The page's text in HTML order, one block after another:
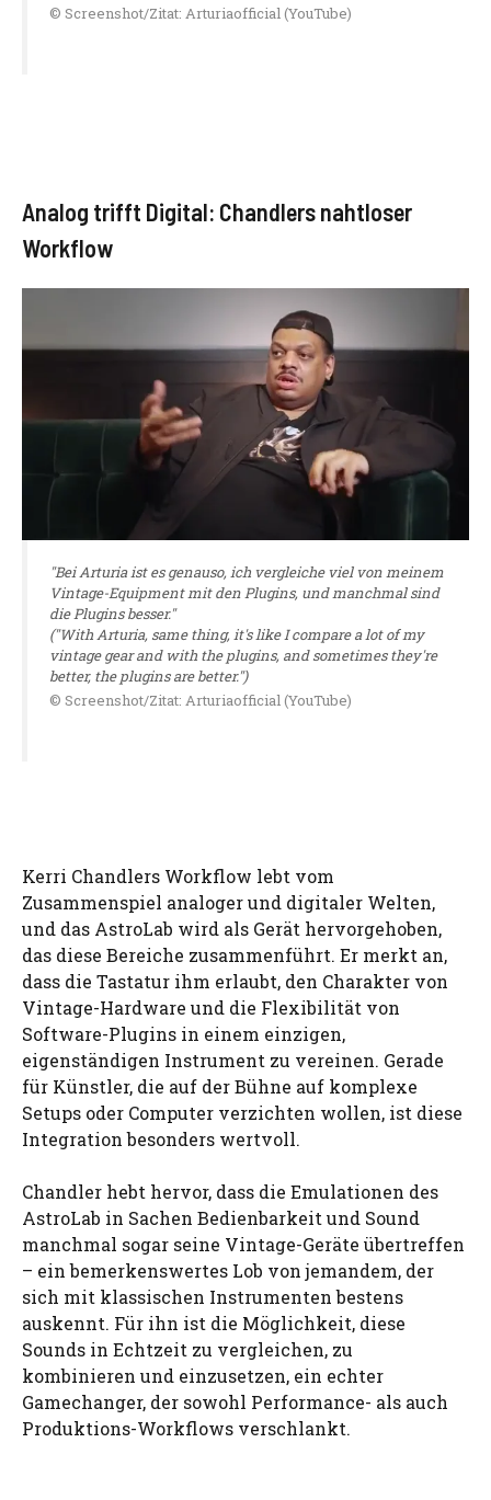
© Screenshot/Zitat: Arturiaofficial (YouTube)
Analog trifft Digital: Chandlers nahtloser
Workflow
"Bei Arturia ist es genauso, ich vergleiche viel von meinem
Vintage-Equipment mit den Plugins, und manchmal sind
die Plugins besser."
("With Arturia, same thing, it's like I compare a lot of my
vintage gear and with the plugins, and sometimes they're
better, the plugins are better.")
© Screenshot/Zitat: Arturiaofficial (YouTube)
Kerri Chandlers Workflow lebt vom
Zusammenspiel analoger und digitaler Welten,
und das AstroLab wird als Gerät hervorgehoben,
das diese Bereiche zusammenführt. Er merkt an,
dass die Tastatur ihm erlaubt, den Charakter von
Vintage-Hardware und die Flexibilität von
Software-Plugins in einem einzigen,
eigenständigen Instrument zu vereinen. Gerade
für Künstler, die auf der Bühne auf komplexe
Setups oder Computer verzichten wollen, ist diese
Integration besonders wertvoll.
Chandler hebt hervor, dass die Emulationen des
AstroLab in Sachen Bedienbarkeit und Sound
manchmal sogar seine Vintage-Geräte übertreffen
– ein bemerkenswertes Lob von jemandem, der
sich mit klassischen Instrumenten bestens
auskennt. Für ihn ist die Möglichkeit, diese
Sounds in Echtzeit zu vergleichen, zu
kombinieren und einzusetzen, ein echter
Gamechanger, der sowohl Performance- als auch
Produktions-Workflows verschlankt.